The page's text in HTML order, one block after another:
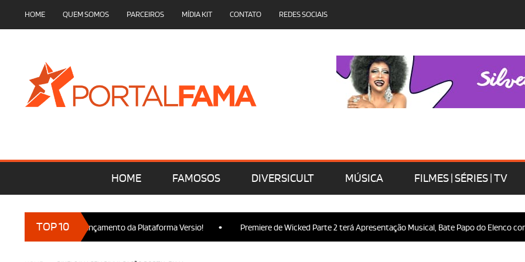
HOME QUEM SOMOS PARCEIROS MÍDIA KIT CONTATO REDES SOCIAIS
HOME FAMOSOS DIVERSICULT MÚSICA FILMES | SÉRIES | TV
TOP 10
presença no Lançamento da Plataforma Versio! • Premiere de Wicked Parte 2 terá Apresentação Musical, Bate Papo do Elenco com o